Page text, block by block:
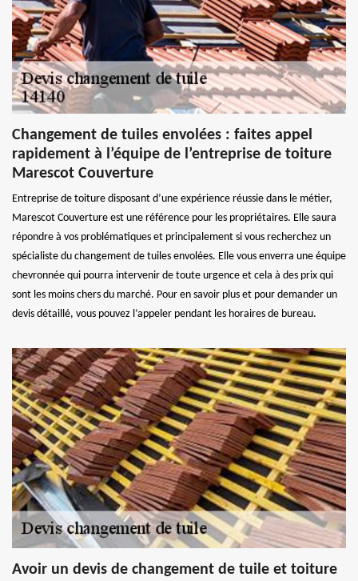
Changement de tuiles envolées : faites appel
rapidement à l’équipe de l’entreprise de toiture
Marescot Couverture
Entreprise de toiture disposant d’une expérience réussie dans le métier,
Marescot Couverture est une référence pour les propriétaires. Elle saura
répondre à vos problématiques et principalement si vous recherchez un
spécialiste du changement de tuiles envolées. Elle vous enverra une équipe
chevronnée qui pourra intervenir de toute urgence et cela à des prix qui
sont les moins chers du marché. Pour en savoir plus et pour demander un
devis détaillé, vous pouvez l’appeler pendant les horaires de bureau.
Avoir un devis de changement de tuile et toiture